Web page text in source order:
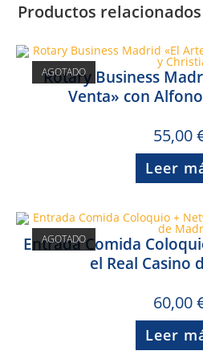
Productos relacionados
AGOTADO
Rotary Business
Venta» con
55,00
Leer
AGOTADO
Entrada Comida
el Real Casino
60,00
Leer